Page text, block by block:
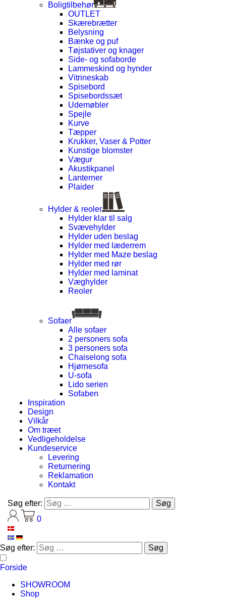
Boligtilbehør
OUTLET
Skærebrætter
Belysning
Bænke og puf
Tøjstativer og knager
Side- og sofaborde
Lammeskind og hynder
Vitrineskab
Spisebord
Spisebordssæt
Udemøbler
Spejle
Kurve
Tæpper
Krukker, Vaser & Potter
Kunstige blomster
Vægur
Akustikpanel
Lanterner
Plaider
Hylder & reoler
Hylder klar til salg
Svævehylder
Hylder uden beslag
Hylder med læderrem
Hylder med Maze beslag
Hylder med rør
Hylder med laminat
Væghylder
Reoler
Sofaer
Alle sofaer
2 personers sofa
3 personers sofa
Chaiselong sofa
Hjørnesofa
U-sofa
Lido serien
Sofaben
Inspiration
Design
Vilkår
Om træet
Vedligeholdelse
Kundeservice
Levering
Returnering
Reklamation
Kontakt
Søg efter:
0
Søg efter:
Forside
SHOWROOM
Shop